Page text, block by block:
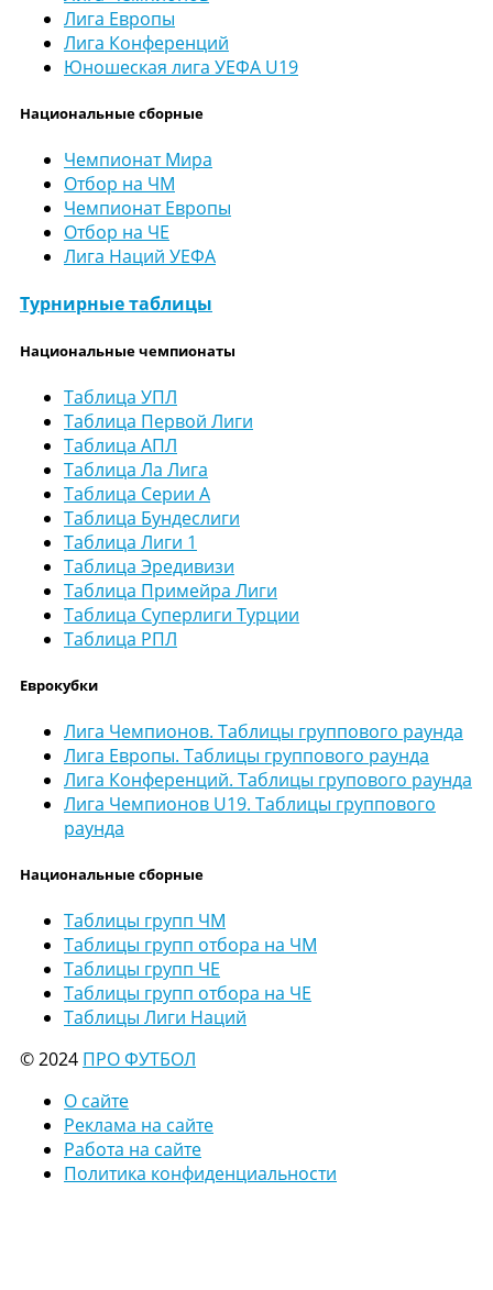
Лига Европы
Лига Конференций
Юношеская лига УЕФА U19
Национальные сборные
Чемпионат Мира
Отбор на ЧМ
Чемпионат Европы
Отбор на ЧЕ
Лига Наций УЕФА
Турнирные таблицы
Национальные чемпионаты
Таблица УПЛ
Таблица Первой Лиги
Таблица АПЛ
Таблица Ла Лига
Таблица Серии А
Таблица Бундеслиги
Таблица Лиги 1
Таблица Эредивизи
Таблица Примейра Лиги
Таблица Суперлиги Турции
Таблица РПЛ
Еврокубки
Лига Чемпионов. Таблицы группового раунда
Лига Европы. Таблицы группового раунда
Лига Конференций. Таблицы групового раунда
Лига Чемпионов U19. Таблицы группового
раунда
Национальные сборные
Таблицы групп ЧМ
Таблицы групп отбора на ЧМ
Таблицы групп ЧЕ
Таблицы групп отбора на ЧЕ
Таблицы Лиги Наций
© 2024 ПРО ФУТБОЛ
О сайте
Реклама на сайте
Работа на сайте
Политика конфиденциальности